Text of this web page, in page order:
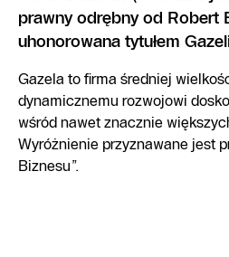
prawny odrębny od Robert
uhonorowana tytułem
Gazela to firma średniej
dynamicznemu rozwojowi
wśród nawet znacznie
Wyróżnienie przyznawane jest
Biznesu”.